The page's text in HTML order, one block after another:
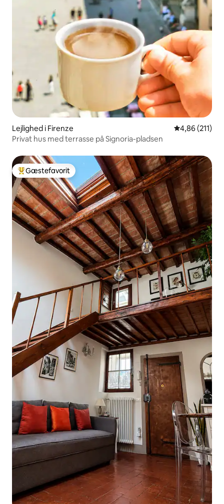
Lejlighed i Firenze 4,86 ud af 5 i
4,86 (211)
Privat hus med terrasse på Signoria-pladsen
Bedste gæstefavorit
Gæstefavorit